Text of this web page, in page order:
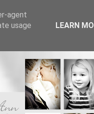
agent
usage
LEARN